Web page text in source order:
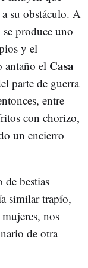
su obstáculo. A
produce uno
y el
antaño el Casa
parte de guerra
entre
con chorizo,
un encierro
de bestias
similar trapío,
nos
de otra